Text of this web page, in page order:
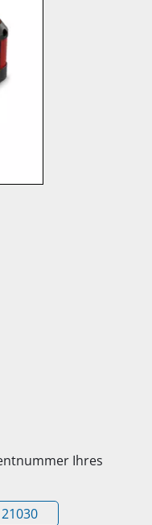
Ihres
21030